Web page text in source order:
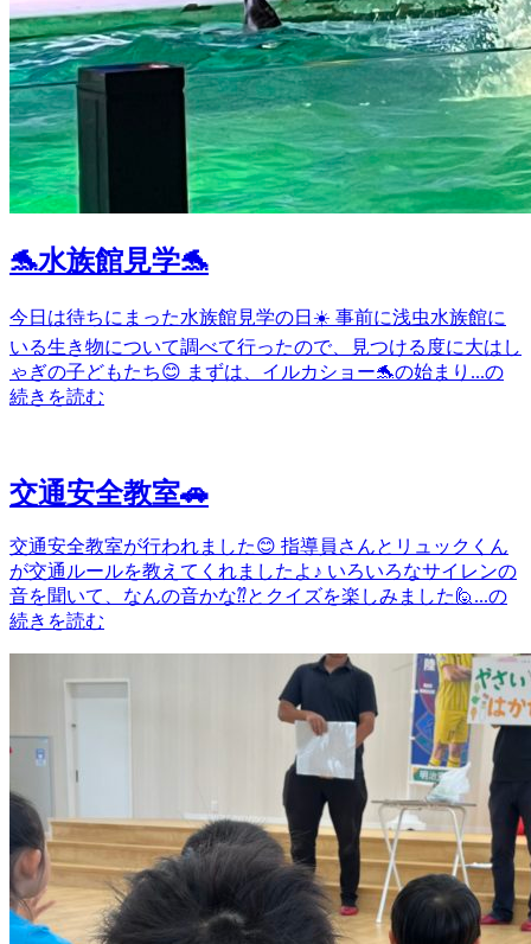
🐬水族館見学🐬
今日は待ちにまった水族館見学の日☀️ 事前に浅虫水族館に
いる生き物について調べて行ったので、見つける度に大はし
ゃぎの子どもたち😊 まずは、イルカショー🐬の始まり...の
続きを読む
交通安全教室🚗
交通安全教室が行われました😊 指導員さんとリュックくん
が交通ルールを教えてくれましたよ♪ いろいろなサイレンの
音を聞いて、なんの音かな⁇とクイズを楽しみました🙋...の
続きを読む